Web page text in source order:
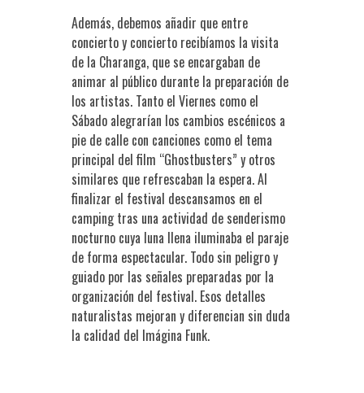
Además, debemos añadir que entre
concierto y concierto recibíamos la visita
de la Charanga, que se encargaban de
animar al público durante la preparación de
los artistas. Tanto el Viernes como el
Sábado alegrarían los cambios escénicos a
pie de calle con canciones como el tema
principal del film “Ghostbusters” y otros
similares que refrescaban la espera. Al
finalizar el festival descansamos en el
camping tras una actividad de senderismo
nocturno cuya luna llena iluminaba el paraje
de forma espectacular. Todo sin peligro y
guiado por las señales preparadas por la
organización del festival. Esos detalles
naturalistas mejoran y diferencian sin duda
la calidad del Imágina Funk.